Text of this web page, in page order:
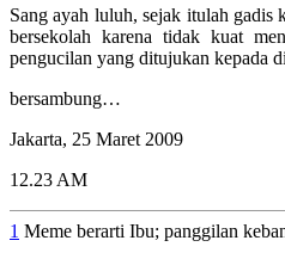
Sang ayah luluh, sejak itulah
bersekolah karena tidak kuat
pengucilan yang ditujukan kepada
bersambung…
Jakarta, 25 Maret 2009
12.23 AM
1 Meme berarti Ibu; panggilan